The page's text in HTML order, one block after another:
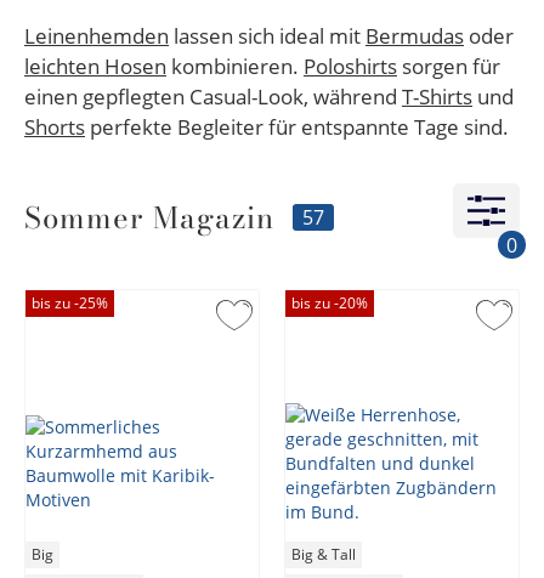
Leinenhemden lassen sich ideal mit Bermudas oder
leichten Hosen kombinieren. Poloshirts sorgen für
einen gepflegten Casual-Look, während T-Shirts und
Shorts perfekte Begleiter für entspannte Tage sind.
Sommer Magazin
57
0
bis zu -25%
Big
bis zu -20%
Big & Tall